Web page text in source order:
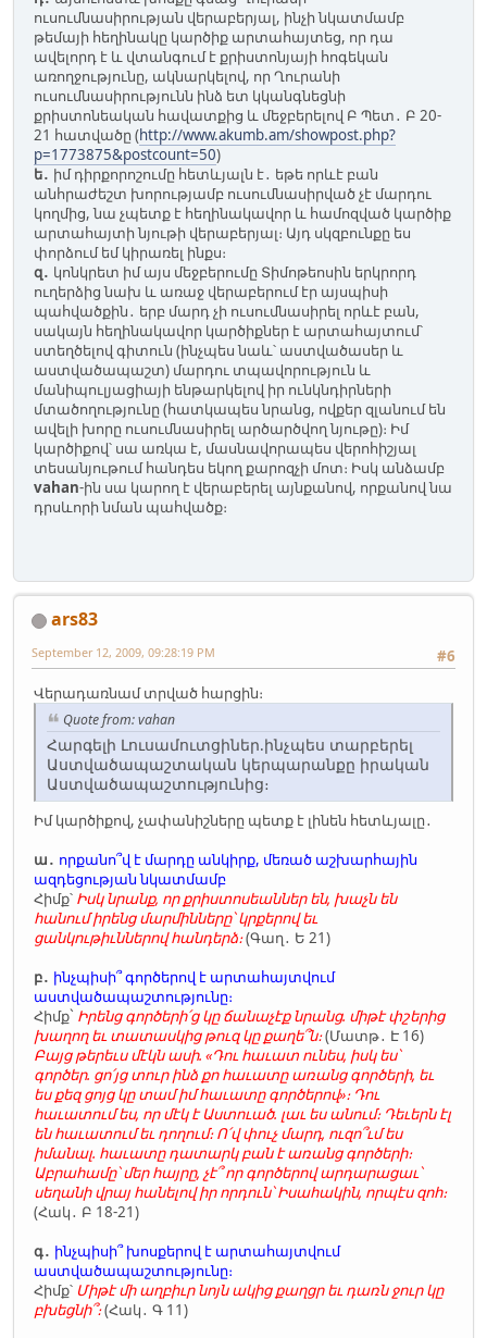
ուսումնասիրության վերաբերյալ, ինչի նկատմամբ
թեմայի հեղինակը կարծիք արտահայտեց, որ դա
ավելորդ է և վտանգում է քրիստոնյայի հոգեկան
առողջությունը, ակնարկելով, որ Ղուրանի
ուսումնասիրությունն ինձ ետ կկանգնեցնի
քրիստոնեական հավատքից և մեջբերելով Բ Պետ․ Բ 20-
21 հատվածը (http://www.akumb.am/showpost.php?
p=1773875&postcount=50)
ե․ իմ դիրքորոշումը հետևյալն է․ եթե որևէ բան
անհրաժեշտ խորությամբ ուսումնասիրված չէ մարդու
կողմից, նա չպետք է հեղինակավոր և համոզված կարծիք
արտահայտի նյութի վերաբերյալ։ Այդ սկզբունքը ես
փորձում եմ կիրառել ինքս։
զ․ կոնկրետ իմ այս մեջբերումը Տիմոթեոսին երկրորդ
ուղերձից նախ և առաջ վերաբերում էր այսպիսի
պահվածքին․ երբ մարդ չի ուսումնասիրել որևէ բան,
սակայն հեղինակավոր կարծիքներ է արտահայտում՝
ստեղծելով գիտուն (ինչպես նաև՝ աստվածասեր և
աստվածապաշտ) մարդու տպավորություն և
մանիպուլյացիայի ենթարկելով իր ունկնդիրների
մտածողությունը (հատկապես նրանց, ովքեր զլանում են
ավելի խորը ուսումնասիրել արծարծվող նյութը)։ Իմ
կարծիքով՝ սա առկա է, մասնավորապես վերոհիշյալ
տեսանյութում հանդես եկող քարոզչի մոտ։ Իսկ անձամբ
vahan-ին սա կարող է վերաբերել այնքանով, որքանով նա
դրսևորի նման պահվածք։
ars83
#6
September 12, 2009, 09:28:19 PM
Վերադառնամ տրված հարցին։
Quote from: vahan
Հարգելի Լուսամուտցիներ.ինչպես տարբերել
Աստվածապաշտական կերպարանքը իրական
Աստվածապաշտությունից։
Իմ կարծիքով, չափանիշները պետք է լինեն հետևյալը․
ա․ որքանո՞վ է մարդը անկիրք, մեռած աշխարհային
ազդեցության նկատմամբ
Հիմք՝ Իսկ նրանք, որ քրիստոսեաններ են, խաչն են
հանում իրենց մարմինները՝ կրքերով եւ
ցանկութիւններով հանդերձ։(Գաղ․ Ե 21)
բ․ ինչպիսի՞ գործերով է արտահայտվում
աստվածապաշտությունը։
Հիմք` Իրենց գործերի՛ց կը ճանաչէք նրանց. միթէ փշերից
խաղող եւ տատասկից թուզ կը քաղե՞ն։(Մատթ․ Է 16)
Բայց թերեւս մէկն ասի. «Դու հաւատ ունես, իսկ ես՝
գործեր. ցո՛յց տուր ինձ քո հաւատը առանց գործերի, եւ
ես քեզ ցոյց կը տամ իմ հաւատը գործերով»։ Դու
հաւատում ես, որ մէկ է Աստուած. լաւ ես անում։ Դեւերն էլ
են հաւատում եւ դողում։ Ո՛վ փուչ մարդ, ուզո՞ւմ ես
իմանալ. հաւատը դատարկ բան է առանց գործերի։
Աբրահամը՝ մեր հայրը, չէ՞ որ գործերով արդարացաւ՝
սեղանի վրայ հանելով իր որդուն՝ Իսահակին, որպէս զոհ։
(Հակ․ Բ 18-21)
գ․ ինչպիսի՞ խոսքերով է արտահայտվում
աստվածապաշտությունը։
Հիմք՝ Միթէ մի աղբիւր նոյն ակից քաղցր եւ դառն ջուր կը
բխեցնի՞։(Հակ․ Գ 11)